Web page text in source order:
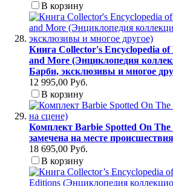
В корзину
Книга Collector's Encyclopedia
and More (Энциклопедия
Барби, эксклюзивы и многое
12 995,00 Руб.
В корзину
Комплект Barbie Spotted On The
замечена на месте
18 695,00 Руб.
В корзину